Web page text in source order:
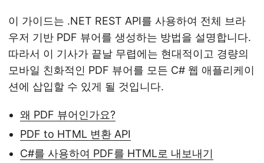
이 가이드는 .NET REST API를 사용하여 전체 브라
우저 기반 PDF 뷰어를 생성하는 방법을 설명합니다.
따라서 이 기사가 끝날 무렵에는 현대적이고 경량의
모바일 친화적인 PDF 뷰어를 모든 C# 웹 애플리케이
션에 삽입할 수 있게 될 것입니다.
왜 PDF 뷰어인가요?
PDF to HTML 변환 API
C#를 사용하여 PDF를 HTML로 내보내기